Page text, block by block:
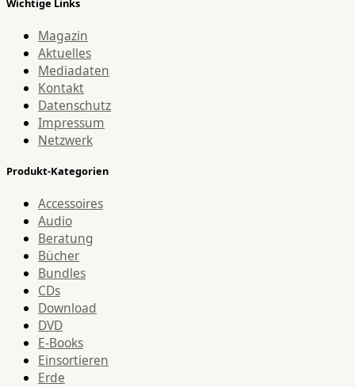
Wichtige Links
Magazin
Aktuelles
Mediadaten
Kontakt
Datenschutz
Impressum
Netzwerk
Produkt-Kategorien
Accessoires
Audio
Beratung
Bücher
Bundles
CDs
Download
DVD
E-Books
Einsortieren
Erde